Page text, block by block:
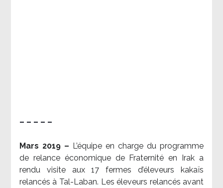
– – – – –
Mars 2019 – L’équipe en charge du programme
de relance économique de Fraternité en Irak a
rendu visite aux 17 fermes d’éleveurs kakaïs
relancés à Tal-Laban. Les éleveurs relancés avant